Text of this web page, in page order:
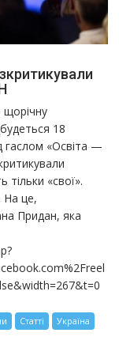
18
гаслом «Освіта —
«свої».
На це,
Придан, яка
Статті Україна